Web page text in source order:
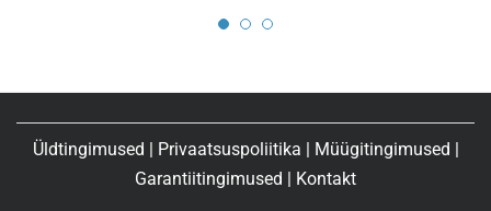
Üldtingimused | Privaatsuspoliitika | Müügitingimused |
Garantiitingimused | Kontakt